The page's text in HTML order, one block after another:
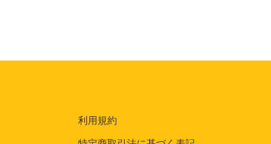
利用規約